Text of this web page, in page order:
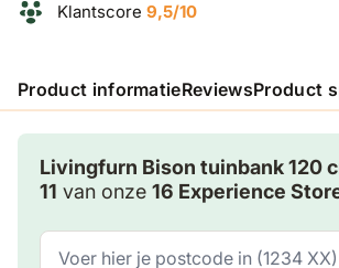
Klantscore 9,5/10
Product informatieReviewsProduct
Livingfurn Bison tuinbank 120
11 van onze 16 Experience